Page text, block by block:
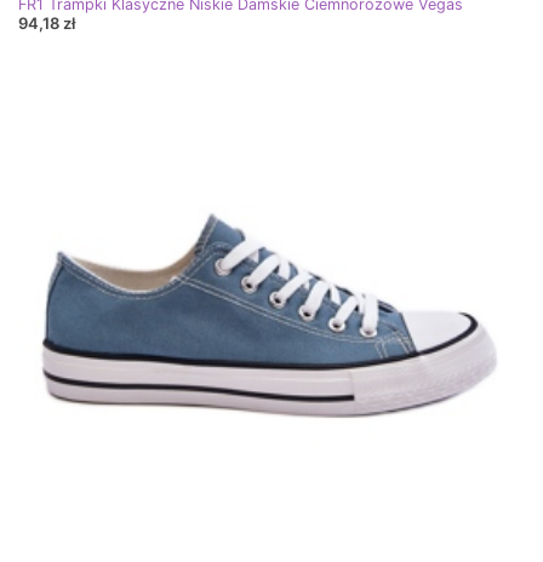
FR1 Trampki Klasyczne Niskie Damskie Ciemnoróżowe Vegas
94,18 zł